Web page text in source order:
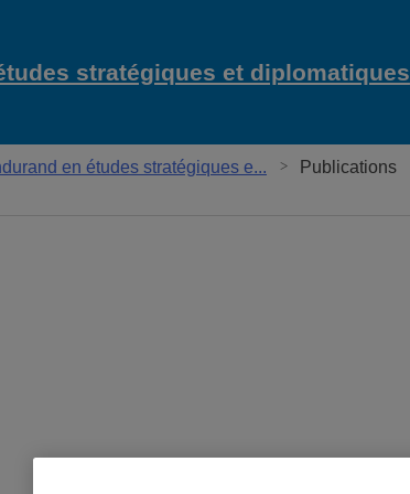
stratégiques et diplomatiques
en études stratégiques e... Publications